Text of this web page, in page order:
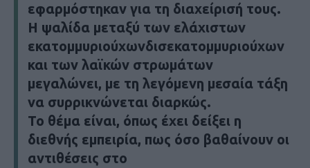
εφαρμόστηκαν για τη διαχείρισή τους.
Η ψαλίδα μεταξύ των ελάχιστων
εκατομμυριούχωνδισεκατομμυριούχων
και των λαϊκών στρωμάτων
μεγαλώνει, με τη λεγόμενη μεσαία τάξη
να συρρικνώνεται διαρκώς.
Το θέμα είναι, όπως έχει δείξει η
διεθνής εμπειρία, πως όσο βαθαίνουν οι
αντιθέσεις στο